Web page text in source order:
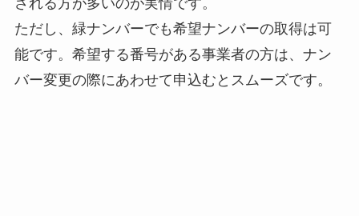
ただし、緑ナンバーでも希望ナンバーの取得は可
能です。希望する番号がある事業者の方は、ナン
バー変更の際にあわせて申込むとスムーズです。